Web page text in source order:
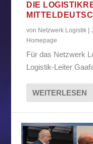
DIE
von Netzwerk Logistik |
Homepage
Für das Netzwerk
Logistik-Leiter
WEITERLESEN